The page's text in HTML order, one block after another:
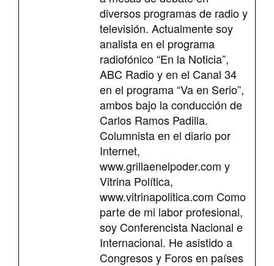
diversos programas de radio y
televisión. Actualmente soy
analista en el programa
radiofónico “En la Noticia”,
ABC Radio y en el Canal 34
en el programa “Va en Serio”,
ambos bajo la conducción de
Carlos Ramos Padilla.
Columnista en el diario por
Internet,
www.grillaenelpoder.com y
Vitrina Política,
www.vitrinapolitica.com Como
parte de mi labor profesional,
soy Conferencista Nacional e
Internacional. He asistido a
Congresos y Foros en países